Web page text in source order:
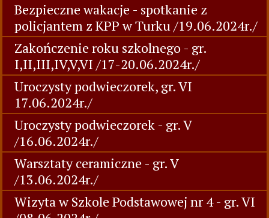
Bezpieczne wakacje - spotkanie z
policjantem z KPP w Turku /19.06.2024r./
Zakończenie roku szkolnego - gr.
I,II,III,IV,V,VI /17-20.06.2024r./
Uroczysty podwieczorek, gr. VI
17.06.2024r./
Uroczysty podwieczorek - gr. V
/16.06.2024r./
Warsztaty ceramiczne - gr. V
/13.06.2024r./
Wizyta w Szkole Podstawowej nr 4 - gr. VI